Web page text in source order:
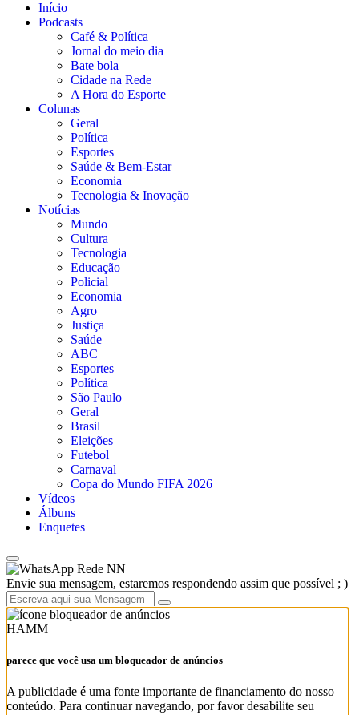
Início
Podcasts
Café & Política
Jornal do meio dia
Bate bola
Cidade na Rede
A Hora do Esporte
Colunas
Geral
Política
Esportes
Saúde & Bem-Estar
Economia
Tecnologia & Inovação
Notícias
Mundo
Cultura
Tecnologia
Educação
Policial
Economia
Agro
Justiça
Saúde
ABC
Esportes
Política
São Paulo
Geral
Brasil
Eleições
Futebol
Carnaval
Copa do Mundo FIFA 2026
Vídeos
Álbuns
Enquetes
Rede NN
Envie sua mensagem, estaremos respondendo assim que possível ; )
HAMM
parece que você usa um bloqueador de anúncios
A publicidade é uma fonte importante de financiamento do nosso
conteúdo. Para continuar navegando, por favor desabilite seu